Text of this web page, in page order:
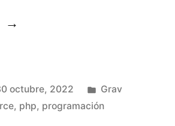
autor
octubre, 2022
Publicado
en
Grav
, php, programación